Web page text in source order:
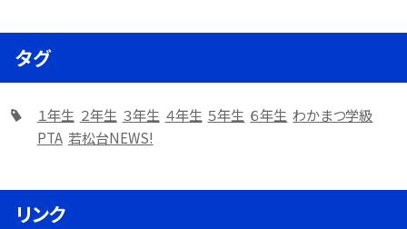
タグ
１年生 ２年生 ３年生 ４年生 ５年生 ６年生 わかまつ学級
PTA 若松台NEWS!
リンク